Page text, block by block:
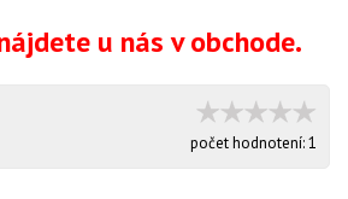
u nás v obchode.
počet hodnotení:1